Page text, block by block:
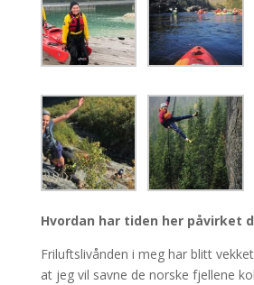
Hvordan har tiden her påvirket
Friluftslivånden i meg har blitt
at jeg vil savne de norske fjellene